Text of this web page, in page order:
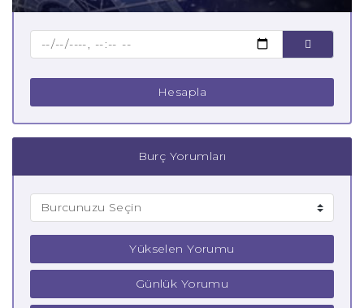
Hesapla
Burç Yorumları
Yükselen Yorumu
Günlük Yorumu